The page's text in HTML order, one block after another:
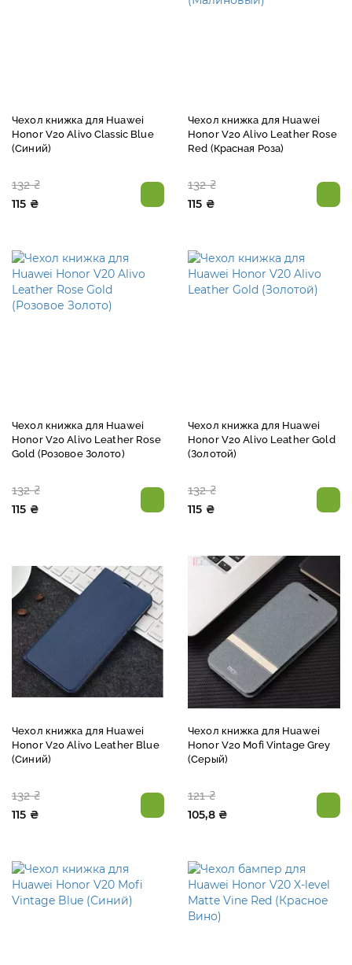
Чехол книжка для Huawei
Honor V20 Alivo Classic Blue
(Синий)
132 ₴
115 ₴
Чехол книжка для Huawei
Honor V20 Alivo Leather Rose
Red (Красная Роза)
132 ₴
115 ₴
Чехол книжка для Huawei
Honor V20 Alivo Leather Rose
Gold (Розовое Золото)
132 ₴
115 ₴
Чехол книжка для Huawei
Honor V20 Alivo Leather Gold
(Золотой)
132 ₴
115 ₴
Чехол книжка для Huawei
Honor V20 Alivo Leather Blue
(Синий)
132 ₴
115 ₴
Чехол книжка для Huawei
Honor V20 Mofi Vintage Grey
(Серый)
121 ₴
105,8 ₴